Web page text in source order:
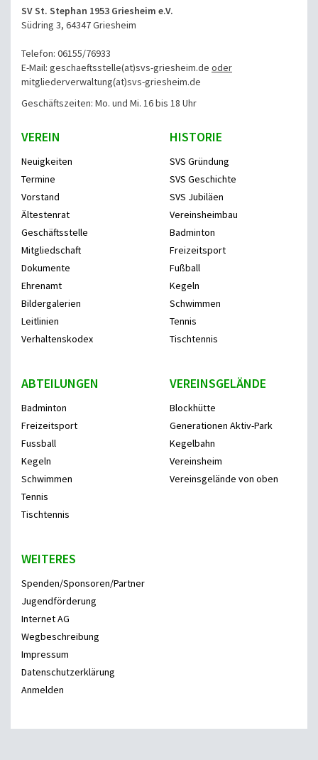
SV St. Stephan 1953 Griesheim e.V.
Südring 3, 64347 Griesheim
Telefon: 06155/76933
E-Mail: geschaeftsstelle(at)svs-griesheim.de oder
mitgliederverwaltung(at)svs-griesheim.de
Geschäftszeiten: Mo. und Mi. 16 bis 18 Uhr
VEREIN
Neuigkeiten
Termine
Vorstand
Ältestenrat
Geschäftsstelle
Mitgliedschaft
Dokumente
Ehrenamt
Bildergalerien
Leitlinien
Verhaltenskodex
HISTORIE
SVS Gründung
SVS Geschichte
SVS Jubiläen
Vereinsheimbau
Badminton
Freizeitsport
Fußball
Kegeln
Schwimmen
Tennis
Tischtennis
ABTEILUNGEN
Badminton
Freizeitsport
Fussball
Kegeln
Schwimmen
Tennis
Tischtennis
VEREINSGELÄNDE
Blockhütte
Generationen Aktiv-Park
Kegelbahn
Vereinsheim
Vereinsgelände von oben
WEITERES
Spenden/Sponsoren/Partner
Jugendförderung
Internet AG
Wegbeschreibung
Impressum
Datenschutzerklärung
Anmelden